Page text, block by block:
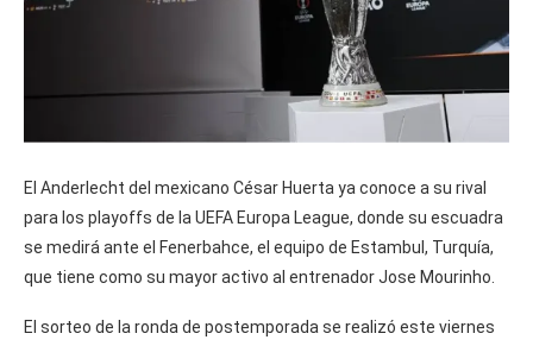
El Anderlecht del mexicano César Huerta ya conoce a su rival
para los playoffs de la UEFA Europa League, donde su escuadra
se medirá ante el Fenerbahce, el equipo de Estambul, Turquía,
que tiene como su mayor activo al entrenador Jose Mourinho.
El sorteo de la ronda de postemporada se realizó este viernes